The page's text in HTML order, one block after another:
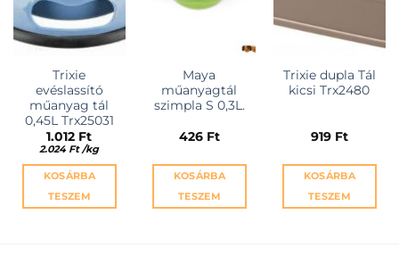
Trixie
evéslassító
műanyag tál
0,45L Trx25031
1.012 Ft
2.024 Ft /kg
KOSÁRBA
TESZEM
Maya
műanyagtál
szimpla S 0,3L.
426 Ft
KOSÁRBA
TESZEM
Trixie dupla Tál
kicsi Trx2480
919 Ft
KOSÁRBA
TESZEM